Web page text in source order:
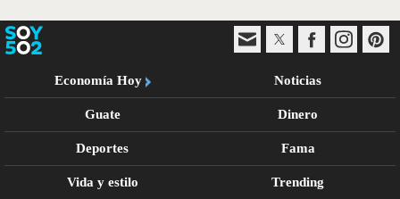
Economía Hoy Noticias
Guate Dinero
Deportes Fama
Vida y estilo Trending